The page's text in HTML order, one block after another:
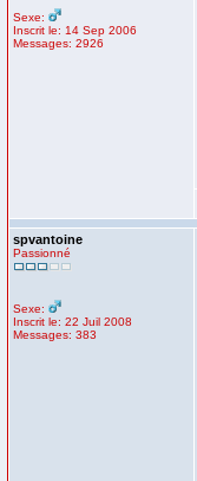
Sexe:
Inscrit le: 14 Sep 2006
Messages: 2926
spvantoine
Passionné
Sexe:
Inscrit le: 22 Juil 2008
Messages: 383